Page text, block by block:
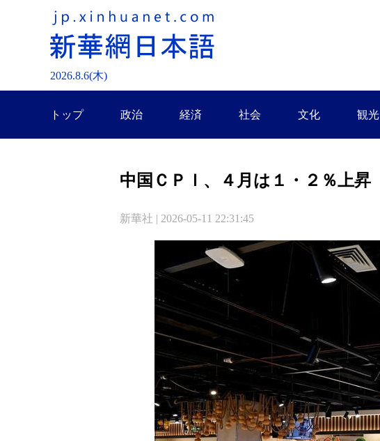
2026.8.6(木)
トップ 政治 経済 社会 文化 観光
中国ＣＰＩ、４月は１・２％上昇
新華社 | 2026-05-11 22:31:45